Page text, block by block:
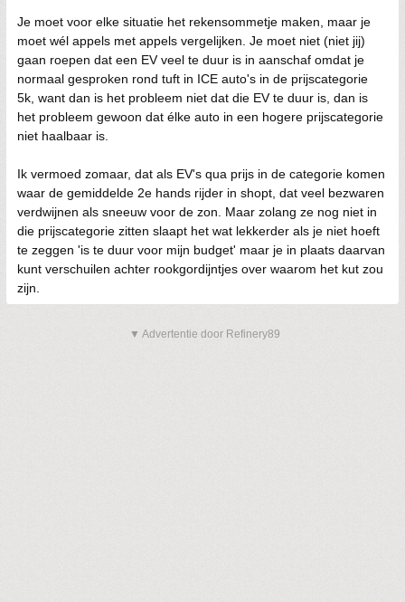
Je moet voor elke situatie het rekensommetje maken, maar je
moet wél appels met appels vergelijken. Je moet niet (niet jij)
gaan roepen dat een EV veel te duur is in aanschaf omdat je
normaal gesproken rond tuft in ICE auto's in de prijscategorie
5k, want dan is het probleem niet dat die EV te duur is, dan is
het probleem gewoon dat élke auto in een hogere prijscategorie
niet haalbaar is.
Ik vermoed zomaar, dat als EV's qua prijs in de categorie komen
waar de gemiddelde 2e hands rijder in shopt, dat veel bezwaren
verdwijnen als sneeuw voor de zon. Maar zolang ze nog niet in
die prijscategorie zitten slaapt het wat lekkerder als je niet hoeft
te zeggen 'is te duur voor mijn budget' maar je in plaats daarvan
kunt verschuilen achter rookgordijntjes over waarom het kut zou
zijn.
▼ Advertentie door Refinery89